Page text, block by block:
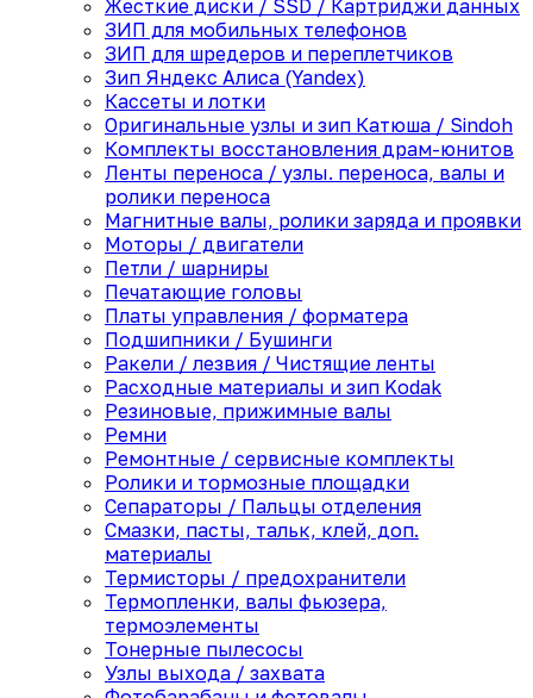
Жесткие диски / SSD / Картриджи данных
ЗИП для мобильных телефонов
ЗИП для шредеров и переплетчиков
Зип Яндекс Алиса (Yandex)
Кассеты и лотки
Оригинальные узлы и зип Катюша / Sindoh
Комплекты восстановления драм-юнитов
Ленты переноса / узлы. переноса, валы и
ролики переноса
Магнитные валы, ролики заряда и проявки
Моторы / двигатели
Петли / шарниры
Печатающие головы
Платы управления / форматера
Подшипники / Бушинги
Ракели / лезвия / Чистящие ленты
Расходные материалы и зип Kodak
Резиновые, прижимные валы
Ремни
Ремонтные / сервисные комплекты
Ролики и тормозные площадки
Сепараторы / Пальцы отделения
Смазки, пасты, тальк, клей, доп.
материалы
Термисторы / предохранители
Термопленки, валы фьюзера,
термоэлементы
Тонерные пылесосы
Узлы выхода / захвата